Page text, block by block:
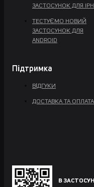
ЗАСТОСУНОК ДЛЯ
ТЕСТУЄМО НОВИЙ
ЗАСТОСУНОК ДЛЯ
ANDROID
Підтримка
ВІДГУКИ
ДОСТАВКА ТА ОПЛАТА
В